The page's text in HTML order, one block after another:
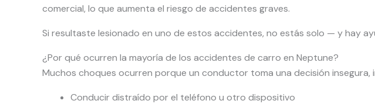
comercial, lo que aumenta el riesgo de accidentes graves.
Si resultaste lesionado en uno de estos accidentes, no estás solo — y hay
¿Por qué ocurren la mayoría de los accidentes de carro en Neptune?
Muchos choques ocurren porque un conductor toma una decisión insegura,
Conducir distraído por el teléfono u otro dispositivo